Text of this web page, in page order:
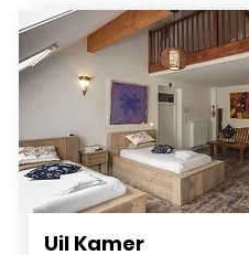
Uil Kamer